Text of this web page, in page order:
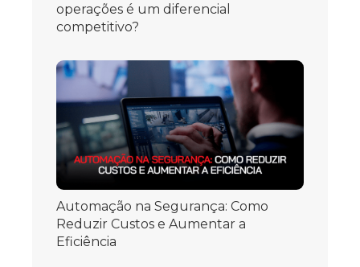
operações é um diferencial
competitivo?
Automação na Segurança: Como
Reduzir Custos e Aumentar a
Eficiência